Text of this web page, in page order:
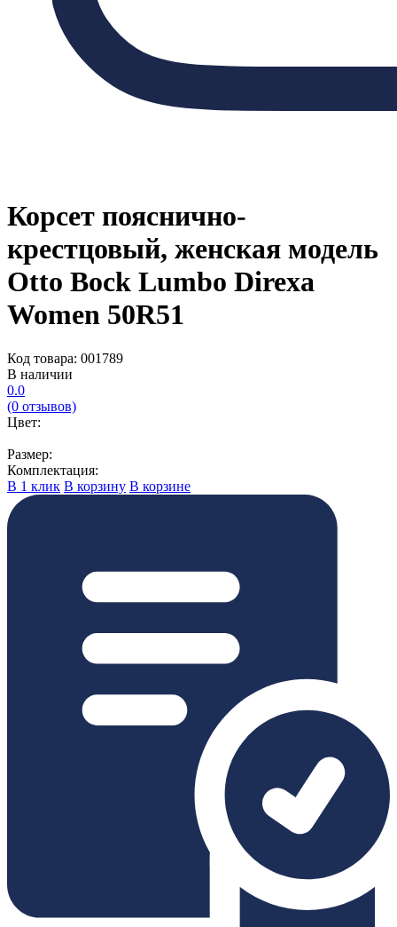
Корсет пояснично-
крестцовый, женская модель
Otto Bock Lumbo Direxa
Women 50R51
Код товара: 001789
В наличии
0.0
(0 отзывов)
Цвет:
Размер:
Комплектация:
В 1 клик В корзину В корзине